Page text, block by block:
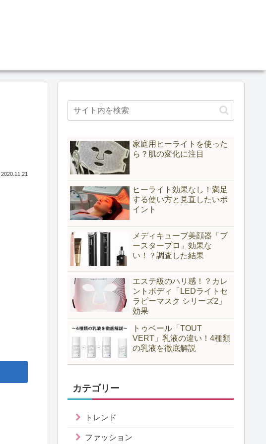
2020.11.21
家庭用ヒーライトを使った
ら？肌の変化に注目
ヒーライト効果なし！満足
する使い方と見直したいポ
イント
メディキューブ美顔器「ブ
ースタープロ」効果な
い！？調査した結果
エステ級のハリ感！？カレ
ントボディ「LEDライトセ
ラピーマスク シリーズ2」
効果
トゥベール「TOUT
VERT」乳液の違い！4種類
の乳液を徹底解説
カテゴリー
トレンド
ファッション